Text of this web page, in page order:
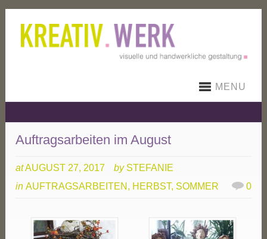
MENU
Auftragsarbeiten im August
atAUGUST 27, 2017 by STEFANIE
inAUFTRAGSARBEITEN , HERBST, SOMMER 0